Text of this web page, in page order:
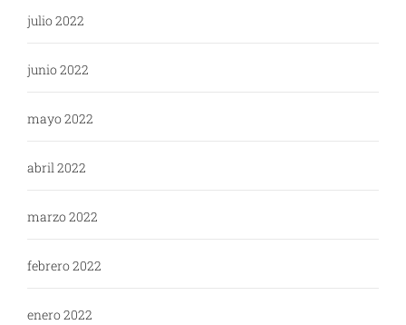
julio 2022
junio 2022
mayo 2022
abril 2022
marzo 2022
febrero 2022
enero 2022